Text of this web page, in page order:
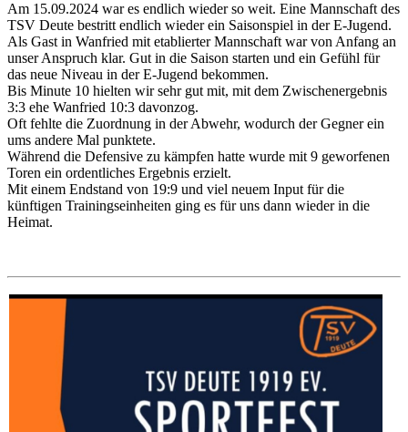
Am 15.09.2024 war es endlich wieder so weit. Eine Mannschaft des
TSV Deute bestritt endlich wieder ein Saisonspiel in der E-Jugend.
Als Gast in Wanfried mit etablierter Mannschaft war von Anfang an
unser Anspruch klar. Gut in die Saison starten und ein Gefühl für
das neue Niveau in der E-Jugend bekommen.
Bis Minute 10 hielten wir sehr gut mit, mit dem Zwischenergebnis
3:3 ehe Wanfried 10:3 davonzog.
Oft fehlte die Zuordnung in der Abwehr, wodurch der Gegner ein
ums andere Mal punktete.
Während die Defensive zu kämpfen hatte wurde mit 9 geworfenen
Toren ein ordentliches Ergebnis erzielt.
Mit einem Endstand von 19:9 und viel neuem Input für die
künftigen Trainingseinheiten ging es für uns dann wieder in die
Heimat.